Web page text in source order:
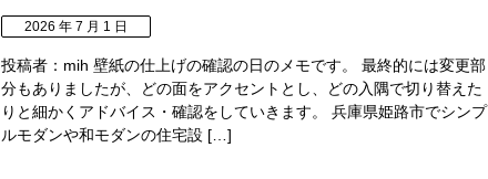
2026 年 7 月 1 日
投稿者：mih 壁紙の仕上げの確認の日のメモです。 最終的には変更部
分もありましたが、どの面をアクセントとし、どの入隅で切り替えた
りと細かくアドバイス・確認をしていきます。 兵庫県姫路市でシンプ
ルモダンや和モダンの住宅設 […]